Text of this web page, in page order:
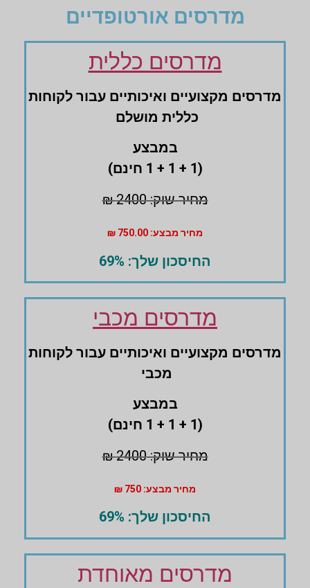
מדרסים אורטופדיים
מדרסים כללית
מדרסים ‏מקצועיים ‏ואיכותיים עבור לקוחות
‏כללית מושלם
במבצע
(1 + 1 + 1 חינם)
מחיר שוק: 2400 ₪
מחיר מבצע: 750.00 ₪
החיסכון שלך: 69%
מדרסים מכבי
מדרסים ‏מקצועיים ואיכותיים עבור לקוחות
מכבי
במבצע
(1 + 1 + 1 חינם)
מחיר שוק: 2400 ₪
מחיר מבצע: 750 ₪
החיסכון שלך: 69%
מדרסים מאוחדת